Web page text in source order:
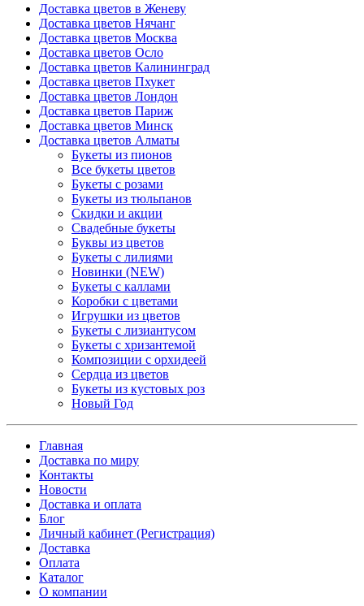
Доставка цветов в Женеву
Доставка цветов Нячанг
Доставка цветов Москва
Доставка цветов Осло
Доставка цветов Калининград
Доставка цветов Пхукет
Доставка цветов Лондон
Доставка цветов Париж
Доставка цветов Минск
Доставка цветов Алматы
Букеты из пионов
Все букеты цветов
Букеты с розами
Букеты из тюльпанов
Скидки и акции
Свадебные букеты
Буквы из цветов
Букеты с лилиями
Новинки (NEW)
Букеты с каллами
Коробки с цветами
Игрушки из цветов
Букеты с лизиантусом
Букеты с хризантемой
Композиции с орхидеей
Сердца из цветов
Букеты из кустовых роз
Новый Год
Главная
Доставка по миру
Контакты
Новости
Доставка и оплата
Блог
Личный кабинет (Регистрация)
Доставка
Оплата
Каталог
О компании